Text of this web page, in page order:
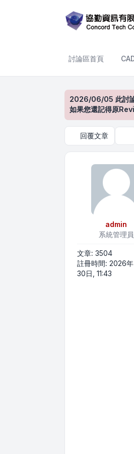
討論區首頁
2026/06/05 此討論
如果您還記得原
回覆文章
admin
系統管理員
文章: 3504
註冊時間: 2026年
30日, 11:43